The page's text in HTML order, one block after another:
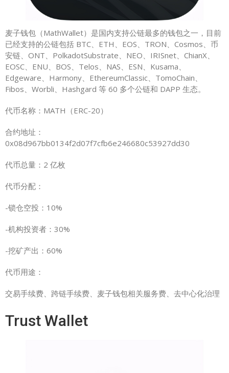
麦子钱包（MathWallet）是国内支持公链最多的钱包之一，目前
已经支持的公链包括 BTC、ETH、EOS、TRON、Cosmos、币
安链、ONT、PolkadotSubstrate、NEO、IRISnet、ChianX、
EOSC、ENU、BOS、Telos、NAS、ESN、Kusama、
Edgeware、Harmony、EthereumClassic、TomoChain、
Fibos、Worbli、Hashgard 等 60 多个公链和 DAPP 生态。
代币名称：MATH（ERC-20）
合约地址：
0x08d967bb0134f2d07f7cfb6e246680c53927dd30
代币总量：2 亿枚
代币分配：
-锁仓空投：10%
-机构投资者：30%
-挖矿产出：60%
代币用途：
交易手续费、跨链手续费、麦子钱包相关服务费、去中心化治理
Trust Wallet